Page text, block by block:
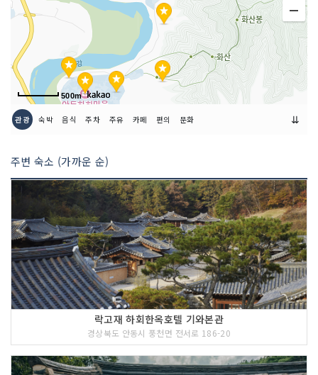
500m
관광 숙박 음식 주차 주유 카페 편의 문화 ⇊
주변 숙소 (가까운 순)
락고재 하회한옥호텔 기와본관
경상북도 안동시 풍천면 전서로 186-20